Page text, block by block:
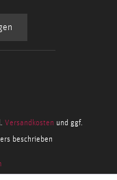
Versandkosten und ggf.
beschrieben